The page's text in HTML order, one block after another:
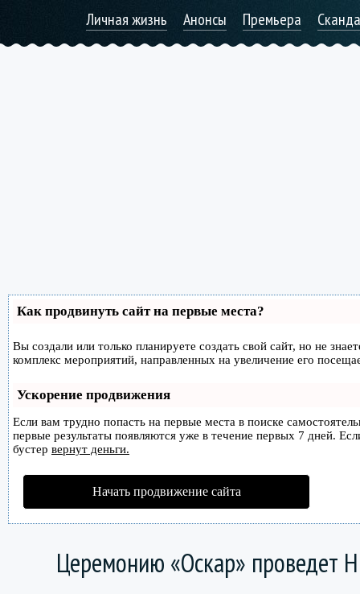
Личная жизнь Анонсы Премьера
Как продвинуть сайт на первые места?
Вы создали или только планируете создать свой сайт, но не
комплекс мероприятий, направленных на увеличение его
Ускорение продвижения
Если вам трудно попасть на первые места в поиске
первые результаты появляются уже в течение первых 7 дней.
бустер вернут деньги.
Начать продвижение сайта
Церемонию «Оскар» проведет